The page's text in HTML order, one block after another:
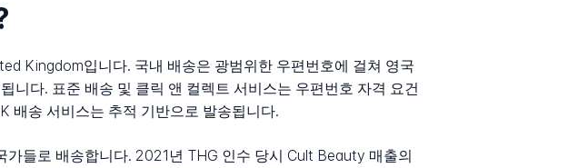
Kingdom입니다. 국내 배송은 광범위한 우편번호에 걸쳐 영국
니다. 표준 배송 및 클릭 앤 컬렉트 서비스는 우편번호 자격 요건
배송 서비스는 추적 기반으로 발송됩니다.
들로 배송합니다. 2021년 THG 인수 당시 Cult Beauty 매출의